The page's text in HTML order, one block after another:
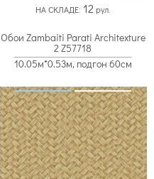
НА СКЛАДЕ: 12рул.
Обои Zambaiti Parati Architexture
2 Z57718
10.05м*0.53м, подгон 60см